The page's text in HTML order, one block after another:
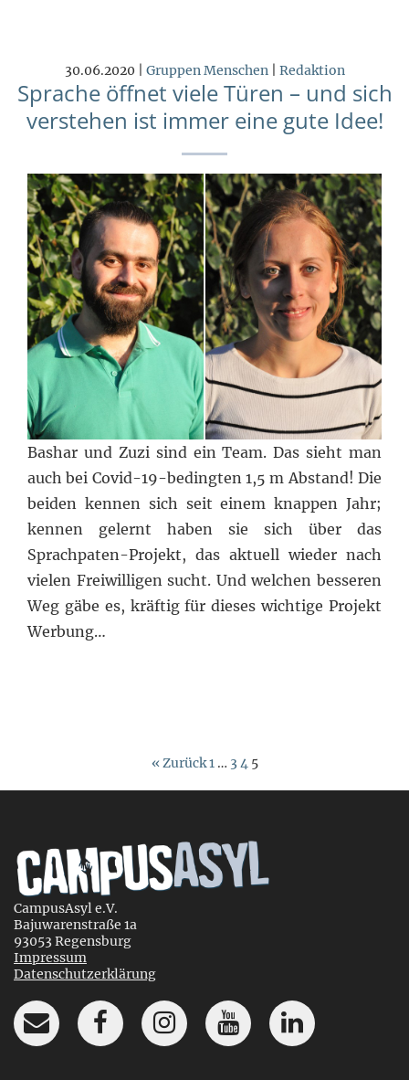
30.06.2020 | GruppenMenschen| Redaktion
Sprache öffnet viele Türen – und sich
verstehen ist immer eine gute Idee!
Bashar und Zuzi sind ein Team. Das sieht man
auch bei Covid-19-bedingten 1,5 m Abstand! Die
beiden kennen sich seit einem knappen Jahr;
kennen gelernt haben sie sich über das
Sprachpaten-Projekt, das aktuell wieder nach
vielen Freiwilligen sucht. Und welchen besseren
Weg gäbe es, kräftig für dieses wichtige Projekt
Werbung…
« Zurück1 … 34 5
CampusAsyl e.V.
Bajuwarenstraße 1a
93053 Regensburg
Impressum
Datenschutzerklärung